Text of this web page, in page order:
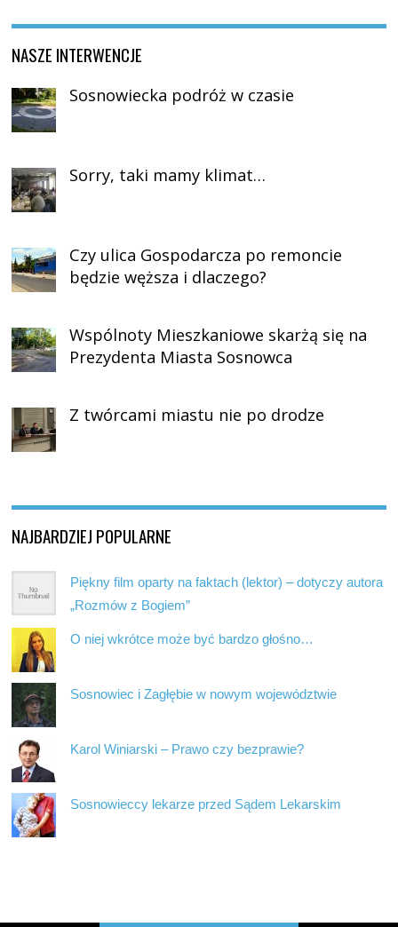
NASZE INTERWENCJE
Sosnowiecka podróż w czasie
Sorry, taki mamy klimat…
Czy ulica Gospodarcza po remoncie
będzie węższa i dlaczego?
Wspólnoty Mieszkaniowe skarżą się na
Prezydenta Miasta Sosnowca
Z twórcami miastu nie po drodze
NAJBARDZIEJ POPULARNE
Piękny film oparty na faktach (lektor) – dotyczy autora
„Rozmów z Bogiem”
O niej wkrótce może być bardzo głośno…
Sosnowiec i Zagłębie w nowym województwie
Karol Winiarski – Prawo czy bezprawie?
Sosnowieccy lekarze przed Sądem Lekarskim